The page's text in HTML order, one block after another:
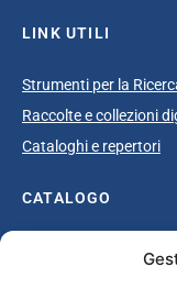
LINK UTILI
Strumenti per la
Raccolte e collezioni
Cataloghi e repertori
CATALOGO
Catalogo completo